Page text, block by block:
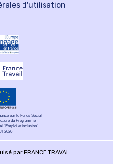
d'utilisation
par le Fonds Social
cadre du Programme
"Emploi et inclusion"
2020
par FRANCE TRAVAIL